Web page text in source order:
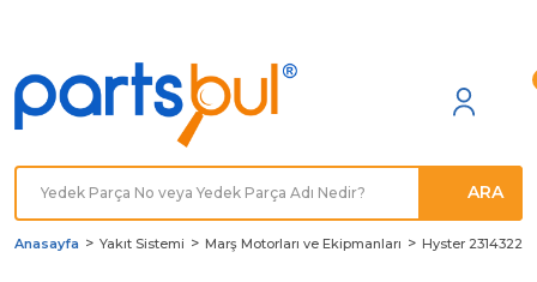
ARA
Anasayfa Yakıt Sistemi Marş Motorları ve Ekipmanları Hyster 2314322